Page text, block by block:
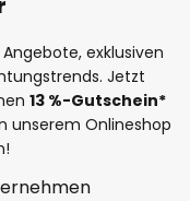
exklusiven
Jetzt
13 %-Gutschein*
unserem Onlineshop